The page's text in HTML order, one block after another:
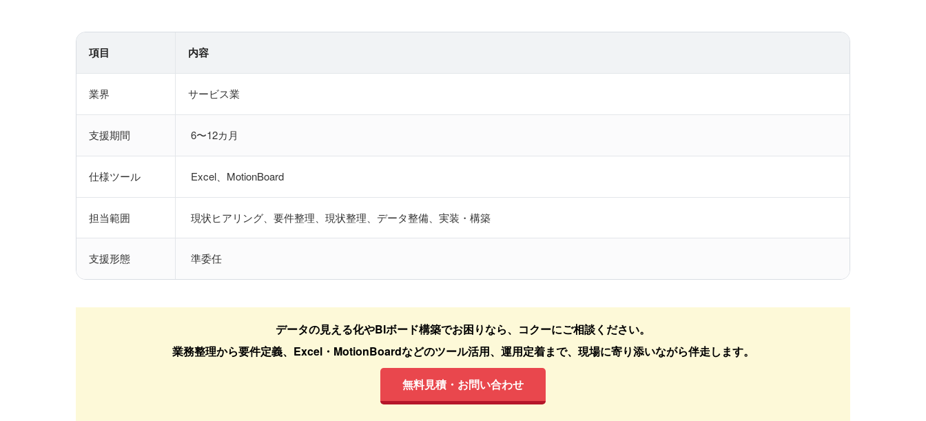
項目 内容
業界 サービス業
支援期間 6〜12カ月
仕様ツール Excel、MotionBoard
担当範囲 現状ヒアリング、要件整理、現状整理、データ整備、実装・構築
支援形態 準委任
データの見える化やBIボード構築でお困りなら、コクーにご相談ください。
業務整理から要件定義、Excel・MotionBoardなどのツール活用、運用定着まで、現場に寄り添いながら伴走します。
無料見積・お問い合わせ